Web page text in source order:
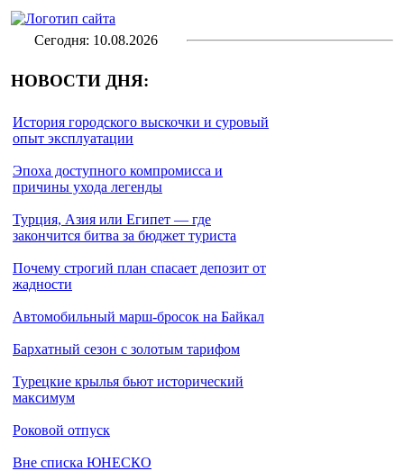
Сегодня: 10.08.2026
НОВОСТИ ДНЯ:
История городского выскочки и суровый
опыт эксплуатации
Эпоха доступного компромисса и
причины ухода легенды
Турция, Азия или Египет — где
закончится битва за бюджет туриста
Почему строгий план спасает депозит от
жадности
Автомобильный марш-бросок на Байкал
Бархатный сезон с золотым тарифом
Турецкие крылья бьют исторический
максимум
Роковой отпуск
Вне списка ЮНЕСКО